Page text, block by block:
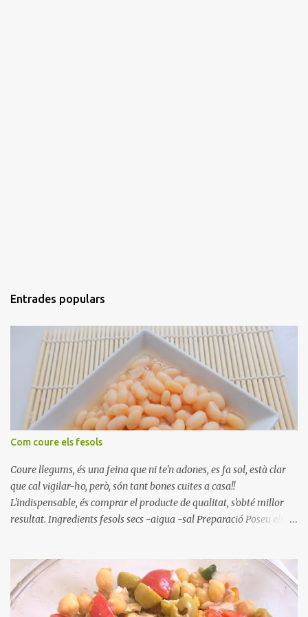
Entrades populars
Com coure els fesols
Coure llegums, és una feina que ni te'n adones, es fa sol, està clar
que cal vigilar-ho, però, són tant bones cuites a casa!!
L'indispensable, és comprar el producte de qualitat, s'obté millor
resultat. Ingredients fesols secs -aigua -sal Preparació Poseu els
quan arrenca el bull, canvieu l'aigua bullint, per aigua freda,
repetiu dues o tres vegades, abaixeu el foc i atureu la ebullició, dues
o tres vegades afegint aigua freda, han de coure a foc baix, quasi